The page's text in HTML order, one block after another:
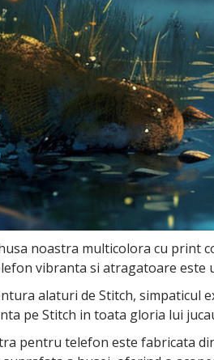
noastra multicolora cu print
vibranta si atragatoare
alaturi de Stitch, simpaticul
pe Stitch in toata gloria lui
pentru telefon este fabricata